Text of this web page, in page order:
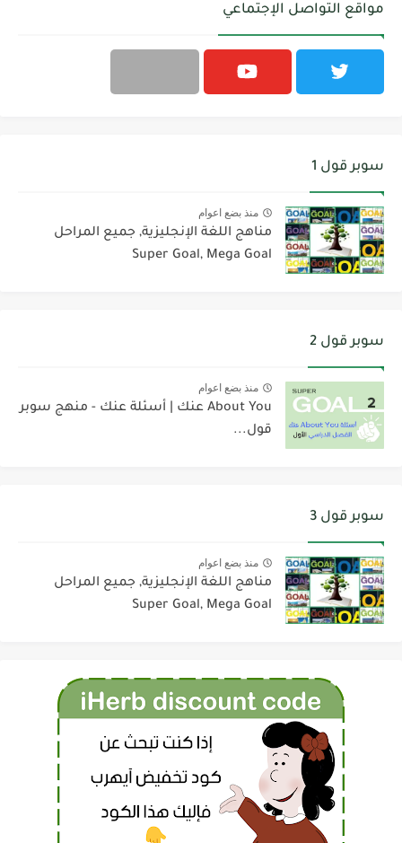
مواقع التواصل الإجتماعي
سوبر قول 1
منذ بضع اعوام
مناهج اللغة الإنجليزية, جميع المراحل
Super Goal, Mega Goal
سوبر قول 2
منذ بضع اعوام
About You عنك | أسئلة عنك - منهج سوبر
قول...
سوبر قول 3
منذ بضع اعوام
مناهج اللغة الإنجليزية, جميع المراحل
Super Goal, Mega Goal